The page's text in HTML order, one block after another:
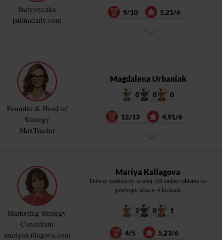
Statystyczka
janinadaily.com
9/10 5,21/6
Founder & Head of
Strategy
MaxTractor
Magdalena Urbaniak
0 0 0
12/13 4,91/6
Marketing Strategy
Consultant
mariyakallagova.com
Mariya Kallagova
Dobrzy marketerzy kradną. Od cudzej reklamy do
gotowego adsa w 4 krokach.
2 0 1
4/5 5,23/6